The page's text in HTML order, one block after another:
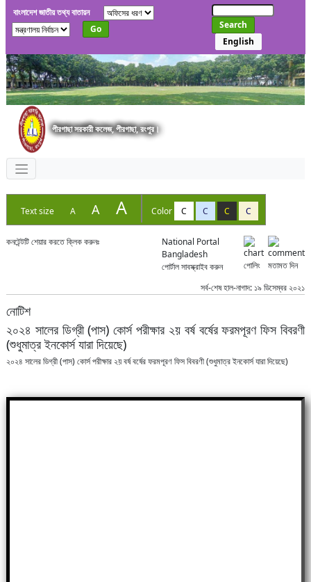
বাংলাদেশ জাতীয় তথ্য বাতায়ন
Go
Search
English
পীরগাছা সরকারী কলেজ, পীরগাছা, রংপুর।
Text size A A A Color C C C C
কনটেন্টটি শেয়ার করতে ক্লিক করুনঃ
National Portal
Bangladesh
পোর্টাল সাবস্ক্রাইব করুন
পোলিং
মতামত দিন
সর্ব-শেষ হাল-নাগাদ: ১৯ ডিসেম্বর ২০২১
নোটিশ
২০২৪ সালের ডিগ্রী (পাস) কোর্স পরীক্ষার ২য় বর্ষ বর্ষের ফরমপূরণ ফিস বিবরণী
(শুধুমাত্র ইনকোর্স যারা দিয়েছে)
২০২৪ সালের ডিগ্রী (পাস) কোর্স পরীক্ষার ২য় বর্ষ বর্ষের ফরমপূরণ ফিস বিবরণী (শুধুমাত্র ইনকোর্স যারা দিয়েছে)